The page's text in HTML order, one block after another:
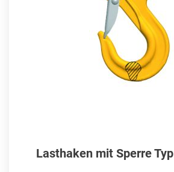
Lasthaken mit Sperre